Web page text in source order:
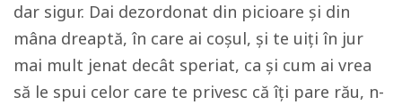
dar sigur. Dai dezordonat din picioare și din
mâna dreaptă, în care ai coșul, și te uiți în jur
mai mult jenat decât speriat, ca și cum ai vrea
să le spui celor care te privesc că îți pare rău, n-